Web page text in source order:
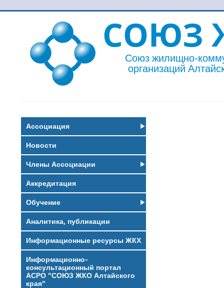
СОЮЗ
Союз жилищно-
организаций
Ассоциация
Новости
Члены Ассоциации
Аккредитация
Обучение
Аналитика, публикации
Информационные ресурсы ЖКХ
Информационно-
консультационный портал
АСРО "СОЮЗ ЖКО Алтайского
края"